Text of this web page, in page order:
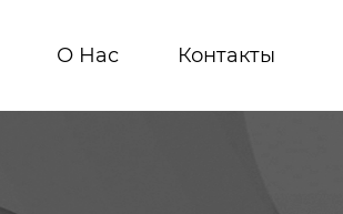
О Нас Контакты